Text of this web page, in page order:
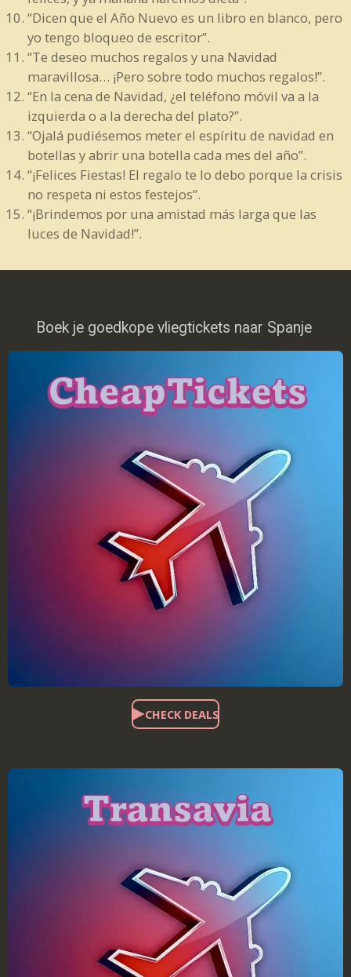
“Dicen que el Año Nuevo es un libro en blanco, pero
yo tengo bloqueo de escritor”.
“Te deseo muchos regalos y una Navidad
maravillosa… ¡Pero sobre todo muchos regalos!”.
“En la cena de Navidad, ¿el teléfono móvil va a la
izquierda o a la derecha del plato?”.
“Ojalá pudiésemos meter el espíritu de navidad en
botellas y abrir una botella cada mes del año”.
“¡Felices Fiestas! El regalo te lo debo porque la crisis
no respeta ni estos festejos”.
“¡Brindemos por una amistad más larga que las
luces de Navidad!”.
Boek je goedkope vliegtickets naar Spanje
CHECK DEALS